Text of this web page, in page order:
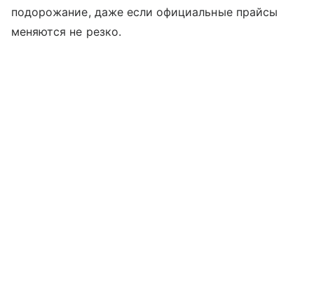
подорожание, даже если официальные прайсы
меняются не резко.